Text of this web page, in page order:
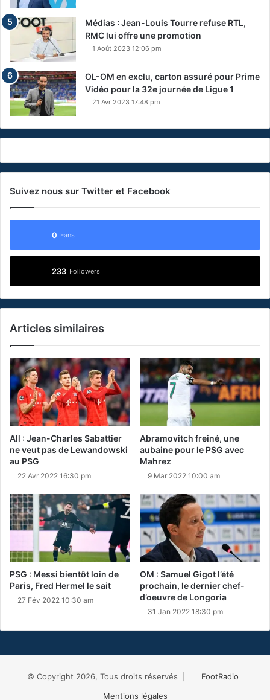
Médias : Jean-Louis Tourre refuse RTL,
RMC lui offre une promotion
1 Août 2023 12:06 pm
OL-OM en exclu, carton assuré pour Prime
Vidéo pour la 32e journée de Ligue 1
21 Avr 2023 17:48 pm
Suivez nous sur Twitter et Facebook
0 Fans
233 Followers
Articles similaires
All : Jean-Charles Sabattier
ne veut pas de Lewandowski
au PSG
22 Avr 2022 16:30 pm
Abramovitch freiné, une
aubaine pour le PSG avec
Mahrez
9 Mar 2022 10:00 am
PSG : Messi bientôt loin de
Paris, Fred Hermel le sait
27 Fév 2022 10:30 am
OM : Samuel Gigot l’été
prochain, le dernier chef-
d’oeuvre de Longoria
31 Jan 2022 18:30 pm
© Copyright 2026, Tous droits réservés |
FootRadio
Mentions légales